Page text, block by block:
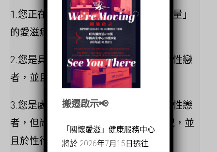
1.您正在與沒有達到「不可檢測病毒載量」
的愛滋病病毒感染者保持長期性關係
2.您是具有多個性伴侶的男同性戀或雙性戀
者，並且於性行為時沒有使用安全套。
3.您是處於新的性關係的男同性戀或雙性戀
者，但尚未了解伴侶的愛滋病病毒狀況，並
且於性行為時沒有使用安全套。
搬遷啟示📢
「關懷愛滋」健康服務中心
將於 2026年7月15日遷往